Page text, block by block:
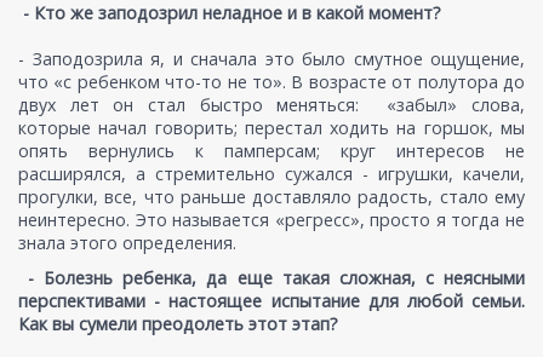
- Кто же заподозрил неладное и в какой момент?
- Заподозрила я, и сначала это было смутное ощущение,
что «с ребенком что-то не то». В возрасте от полутора до
двух лет он стал быстро меняться: «забыл» слова,
которые начал говорить; перестал ходить на горшок, мы
опять вернулись к памперсам; круг интересов не
расширялся, а стремительно сужался - игрушки, качели,
прогулки, все, что раньше доставляло радость, стало ему
неинтересно. Это называется «регресс», просто я тогда не
знала этого определения.
- Болезнь ребенка, да еще такая сложная, с неясными
перспективами - настоящее испытание для любой семьи.
Как вы сумели преодолеть этот этап?